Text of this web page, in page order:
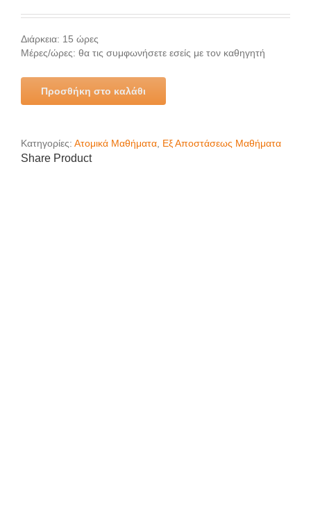
Διάρκεια: 15 ώρες
Μέρες/ώρες: θα τις συμφωνήσετε εσείς με τον καθηγητή
Προσθήκη στο καλάθι
Κατηγορίες: Ατομικά Μαθήματα, Εξ Αποστάσεως Μαθήματα
Share Product